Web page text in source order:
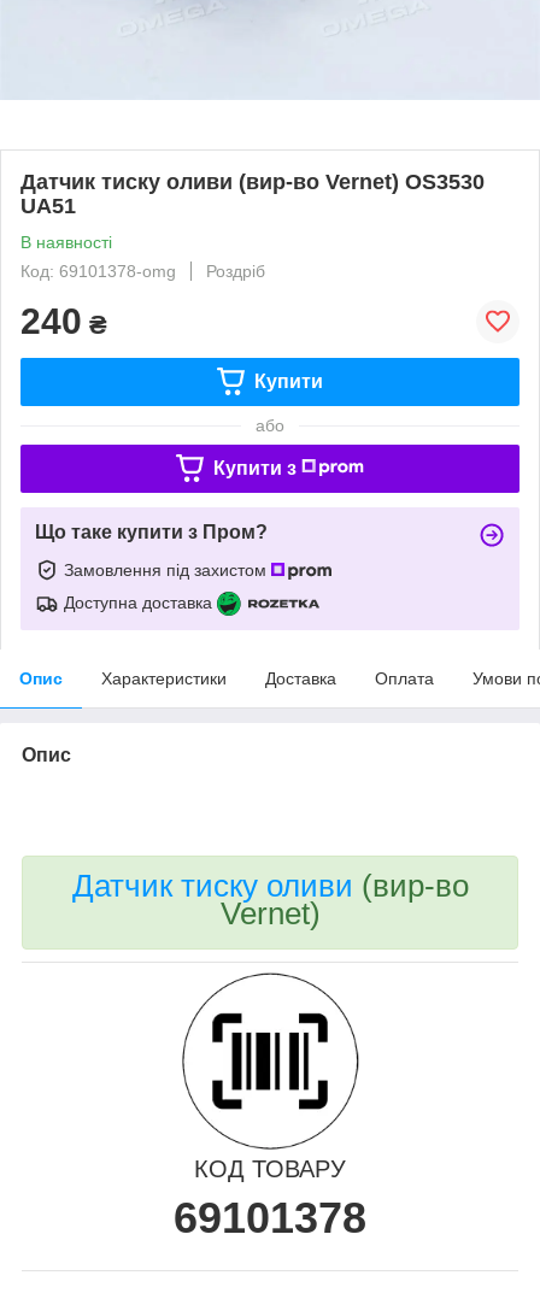
Датчик тиску оливи (вир-во Vernet) OS3530
UA51
В наявності
Код: 69101378-omg
Роздріб
240 ₴
Купити
або
Купити з
Що таке купити з Пром?
Замовлення під захистом
Доступна доставка
Опис Характеристики Доставка Оплата Умови
Опис
Датчик тиску оливи (вир-во
Vernet)
КОД ТОВАРУ
69101378